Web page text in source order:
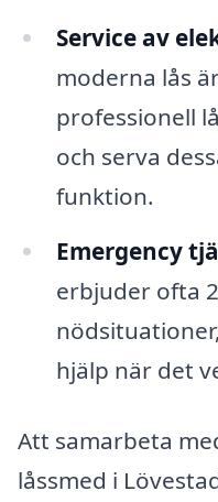
Service av
moderna lås
professionell
och serva
funktion.
Emergency
erbjuder ofta
hjälp när det
Att samarbeta
låssmed i